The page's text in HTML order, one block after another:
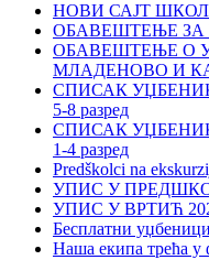
НОВИ САЈТ
ОБАВЕШТЕЊЕ ЗА
ОБАВЕШТЕЊЕ О
МЛАДЕНОВО И
СПИСАК
5-8 разред
СПИСАК
1-4 разред
Predškolci na
УПИС У
УПИС У ВРТИЋ
Бесплатни
Наша екипа трећа у